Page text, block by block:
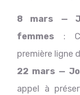
8 mars —
femmes :
première ligne
22 mars —
appel à